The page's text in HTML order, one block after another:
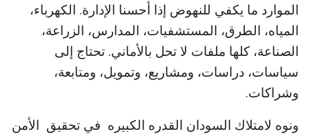
الموارد ما يكفي للنهوض إذا أحسنا الإدارة. الكهرباء،
المياه، الطرق، المستشفيات، المدارس، الزراعة،
الصناعة، كلها ملفات لا تحل بالأماني. تحتاج إلى
سياسات، دراسات، ومشاريع، وتمويل، ومتابعة،
وشراكات.
ونوه لامتلاك السودان القدره الكبيره في تحقيق الأمن